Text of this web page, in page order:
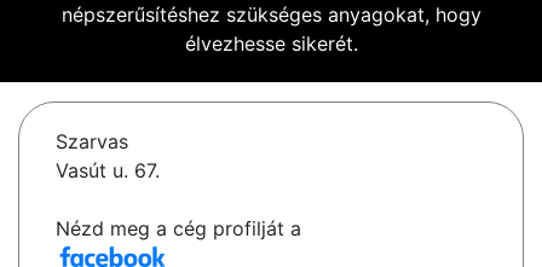
népszerűsítéshez szükséges anyagokat, hogy
élvezhesse sikerét.
Szarvas
Vasút u. 67.
Nézd meg a cég profilját a